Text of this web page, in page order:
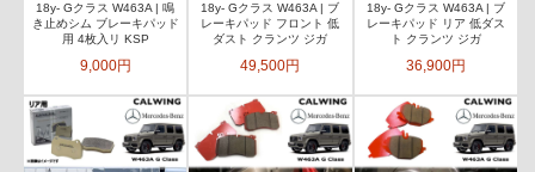
18y- Gクラス W463A | 鳴
き止めシム ブレーキパッド
用 4枚入リ KSP
9,000円
18y- Gクラス W463A | ブ
レーキパッド フロント 低
ダスト クランツ ジガ
49,500円
18y- Gクラス W463A | ブ
レーキパッド リア 低ダス
ト クランツ ジガ
36,900円